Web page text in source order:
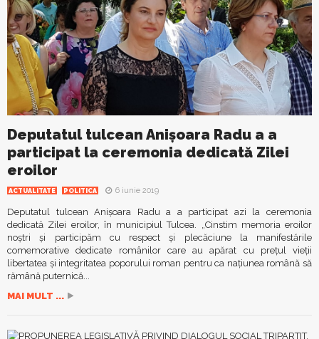
Deputatul tulcean Anișoara Radu a a
participat la ceremonia dedicată Zilei
eroilor
ACTUALITATE POLITICA 6 iunie 2019
Deputatul tulcean Anișoara Radu a a participat azi la ceremonia
dedicată Zilei eroilor, în municipiul Tulcea. „Cinstim memoria eroilor
noştri şi participăm cu respect și plecăciune la manifestările
comemorative dedicate românilor care au apărat cu prețul vieții
libertatea şi integritatea poporului roman pentru ca naţiunea română să
rămână puternică...
MAI MULT ...